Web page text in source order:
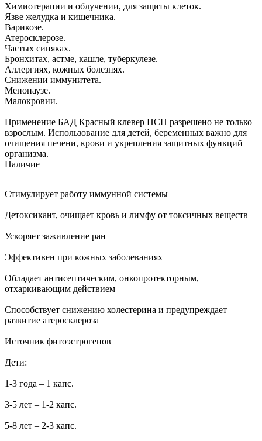
Химиотерапии и облучении, для защиты клеток.
Язве желудка и кишечника.
Варикозе.
Атеросклерозе.
Частых синяках.
Бронхитах, астме, кашле, туберкулезе.
Аллергиях, кожных болезнях.
Снижении иммунитета.
Менопаузе.
Малокровии.
Применение БАД Красный клевер НСП разрешено не только
взрослым. Использование для детей, беременных важно для
очищения печени, крови и укрепления защитных функций
организма.
Наличие
Стимулирует работу иммунной системы
Детоксикант, очищает кровь и лимфу от токсичных веществ
Ускоряет заживление ран
Эффективен при кожных заболеваниях
Обладает антисептическим, онкопротекторным,
отхаркивающим действием
Способствует снижению холестерина и предупреждает
развитие атеросклероза
Источник фитоэстрогенов
Дети:
1-3 года – 1 капс.
3-5 лет – 1-2 капс.
5-8 лет – 2-3 капс.